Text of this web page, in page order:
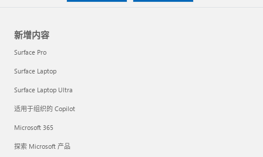
新增内容
Surface Pro
Surface Laptop
Surface Laptop Ultra
适用于组织的 Copilot
Microsoft 365
探索 Microsoft 产品